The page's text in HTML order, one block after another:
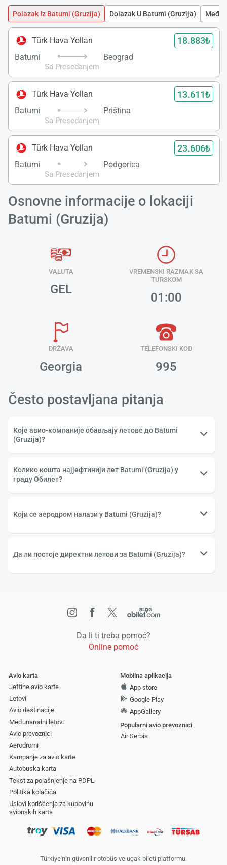
Polazak Iz Batumi (Gruzija) Dolazak U Batumi (Gruzija)
Türk Hava Yolları 18.883₺
Batumi
Sa Presedanjem
Beograd
Türk Hava Yolları 13.611₺
Batumi
Sa Presedanjem
Priština
Türk Hava Yolları 23.606₺
Batumi
Sa Presedanjem
Podgorica
Osnovne informacije o lokaciji
Batumi (Gruzija)
VALUTA
GEL
VREMENSKI RAZMAK SA
TURSKOM
01:00
DRŽAVA
Georgia
TELEFONSKI KOD
995
Često postavljana pitanja
Које авио-компаније обављају летове до Batumi
(Gruzija)?
Колико кошта најјефтинији лет Batumi (Gruzija) у
граду Обилет?
Који се аеродром налази у Batumi (Gruzija)?
Да ли постоје директни летови за Batumi (Gruzija)?
Da li ti treba pomoć?
Online pomoć
Avio karta
Jeftine avio karte
Letovi
Avio destinacije
Međunarodni letovi
Avio prevoznici
Aerodromi
Kampanje za avio karte
Autobuska karta
Tekst za pojašnjenje na PDPL
Politika kolačića
Uslovi korišćenja za kupovinu
avionskih karta
Mobilna aplikacija
App store
Google Play
AppGallery
Popularni avio prevoznici
Air Serbia
Türkiye'nin güvenilir otobüs ve uçak bileti platformu.